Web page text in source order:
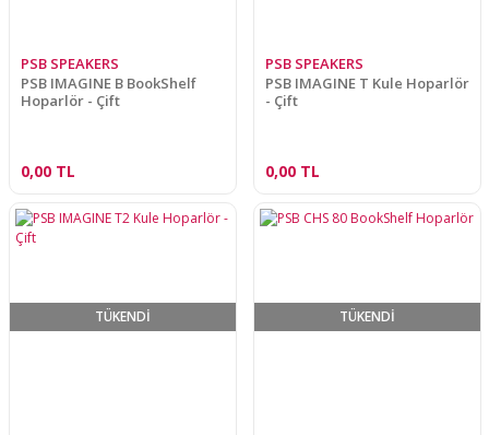
PSB SPEAKERS
PSB IMAGINE B BookShelf
Hoparlör - Çift
0,00 TL
PSB SPEAKERS
PSB IMAGINE T Kule Hoparlör
- Çift
0,00 TL
TÜKENDİ TÜKENDİ